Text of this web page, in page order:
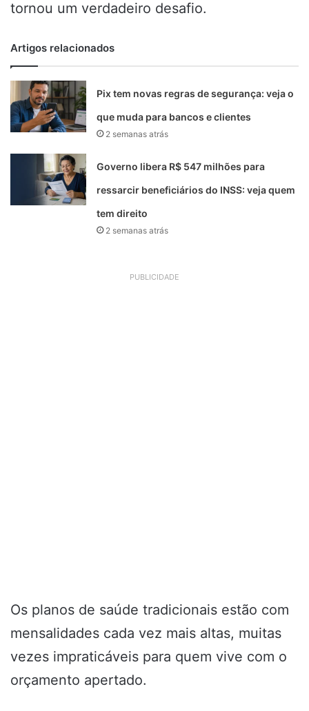
tornou um verdadeiro desafio.
Artigos relacionados
Pix tem novas regras de segurança: veja o
que muda para bancos e clientes
2 semanas atrás
Governo libera R$ 547 milhões para
ressarcir beneficiários do INSS: veja quem
tem direito
2 semanas atrás
PUBLICIDADE
Os planos de saúde tradicionais estão com
mensalidades cada vez mais altas, muitas
vezes impraticáveis para quem vive com o
orçamento apertado.